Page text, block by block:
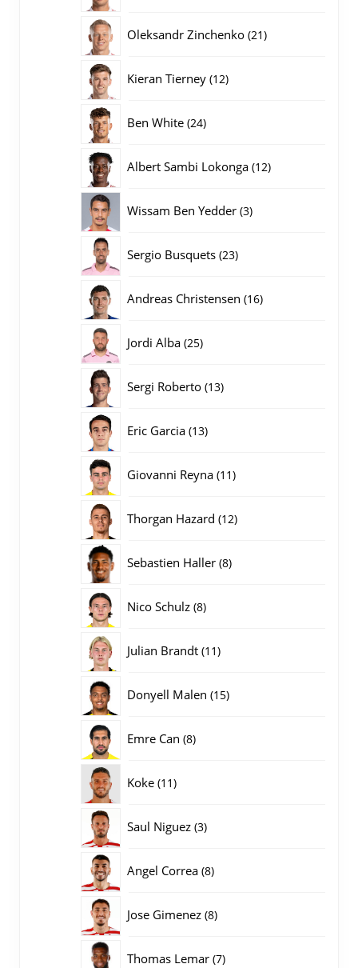
Oleksandr Zinchenko 2121
Kieran Tierney 1212
Ben White 2424
Albert Sambi Lokonga 1212
Wissam Ben Yedder 33
Sergio Busquets 2323
Andreas Christensen 1616
Jordi Alba 2525
Sergi Roberto 1313
Eric Garcia 1313
Giovanni Reyna 1111
Thorgan Hazard 1212
Sebastien Haller 88
Nico Schulz 88
Julian Brandt 1111
Donyell Malen 1515
Emre Can 88
Koke 1111
Saul Niguez 33
Angel Correa 88
Jose Gimenez 88
Thomas Lemar 77